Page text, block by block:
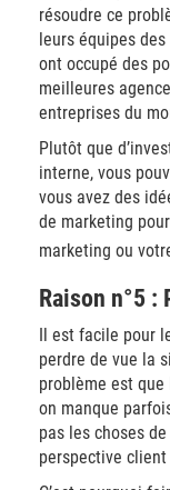
résoudre ce
leurs équipes
ont occupé des
meilleures
entreprises du
Plutôt que
interne, vous
vous avez des
de marketing
marketing ou
Raison n°5
Il est facile pour
perdre de vue la
problème est que
on manque
pas les choses
perspective